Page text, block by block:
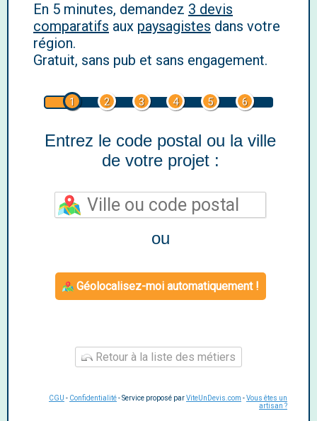
En 5 minutes, demandez 3 devis
comparatifs aux paysagistes dans votre
région.
Gratuit, sans pub et sans engagement.
1 2 3 4 5 6
Entrez le code postal ou la ville
de votre projet :
ou
Géolocalisez-moi automatiquement !
Retour à la liste des métiers
CGU - Confidentialité- Service proposé parViteUnDevis.com -Vous êtes un
artisan ?